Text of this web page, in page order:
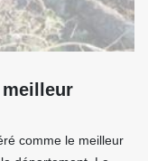
meilleur
comme le meilleur